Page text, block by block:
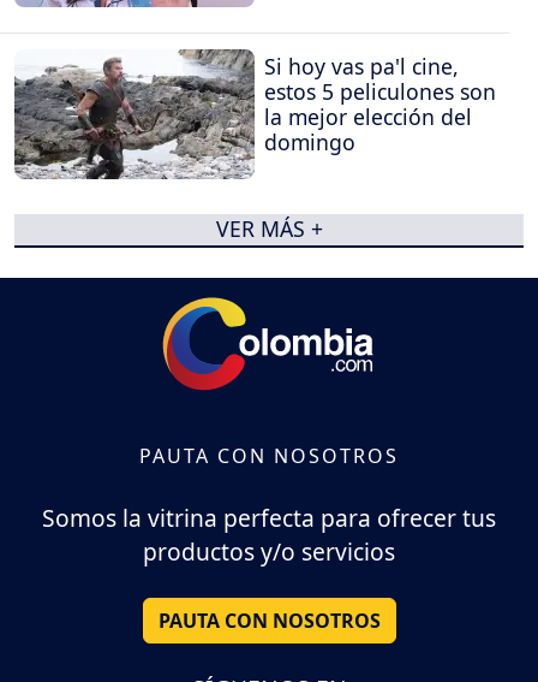
Si hoy vas pa'l cine,
estos 5 peliculones son
la mejor elección del
domingo
VER MÁS +
PAUTA CON NOSOTROS
Somos la vitrina perfecta para ofrecer tus
productos y/o servicios
PAUTA CON NOSOTROS